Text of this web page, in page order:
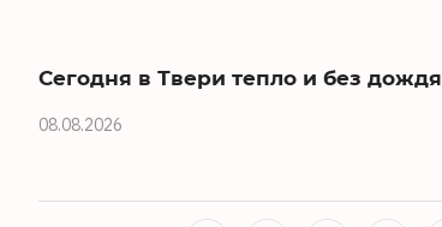
Сегодня в Твери тепло и без дождя
08.08.2026